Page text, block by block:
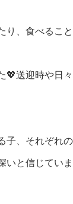
り、食べるこ
💖送迎時や日
子、それぞれ
いと信じてい